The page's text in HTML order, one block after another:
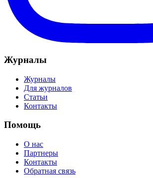
Журналы
Журналы
Для журналов
Статьи
Контакты
Помощь
О нас
Партнеры
Контакты
Обратная связь